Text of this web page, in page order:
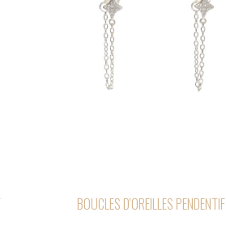
BOUCLES D'OREILLES PENDENTIF